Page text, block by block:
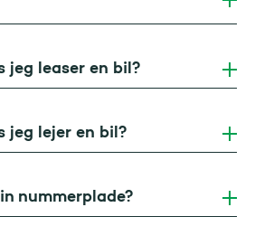
jeg leaser en bil?
jeg lejer en bil?
nummerplade?